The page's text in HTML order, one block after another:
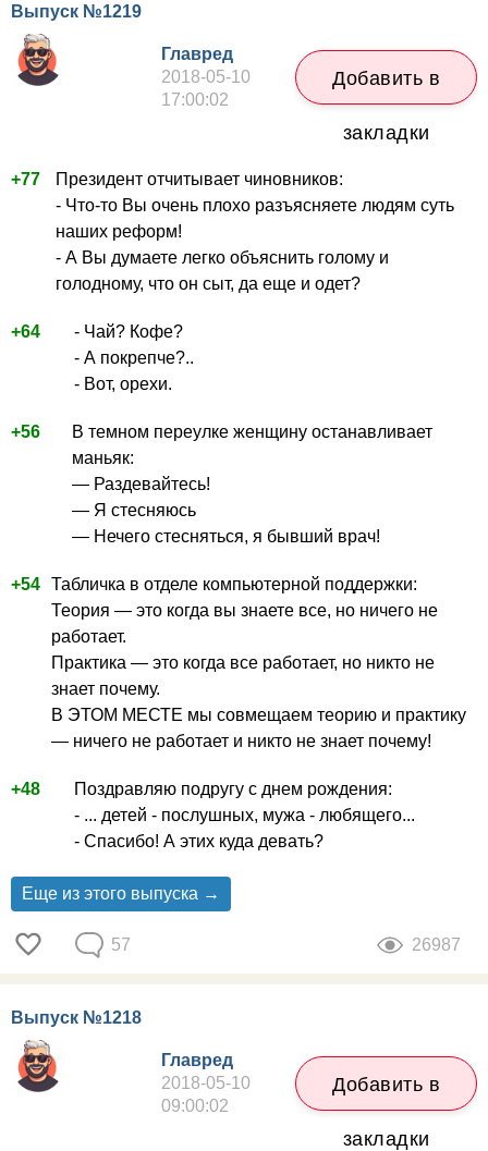
Выпуск №1219
Главред
2018-05-10
17:00:02
Добавить в
закладки
+77
Президент отчитывает чиновников:
- Что-то Вы очень плохо разъясняете людям суть
наших реформ!
- А Вы думаете легко объяснить голому и
голодному, что он сыт, да еще и одет?
+64
- Чай? Кофе?
- А покрепче?..
- Вот, орехи.
+56
В темном переулке женщину останавливает
маньяк:
— Раздевайтесь!
— Я стесняюсь
— Нечего стесняться, я бывший врач!
+54 Табличка в отделе компьютерной поддержки:
Теория — это когда вы знаете все, но ничего не
работает.
Практика — это когда все работает, но никто не
знает почему.
В ЭТОМ МЕСТЕ мы совмещаем теорию и практику
— ничего не работает и никто не знает почему!
+48
Поздравляю подругу с днем рождения:
- ... детей - послушных, мужа - любящего...
- Спасибо! А этих куда девать?
Еще из этого выпуска →
57 26987
Выпуск №1218
Главред
2018-05-10
09:00:02
Добавить в
закладки